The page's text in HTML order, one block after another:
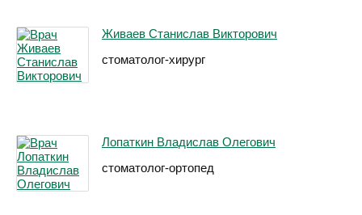
Живаев Станислав Викторович
стоматолог-хирург
Лопаткин Владислав Олегович
стоматолог-ортопед